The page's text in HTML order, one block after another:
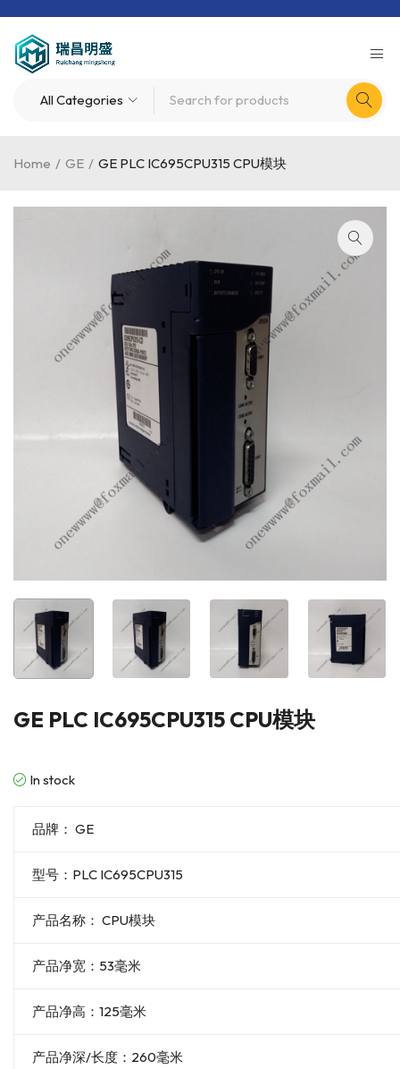
Home / GE / GE PLC IC695CPU315 CPU模块
GE PLC IC695CPU315 CPU模块
In stock
品牌： GE
型号：PLC IC695CPU315
产品名称： CPU模块
产品净宽：53毫米
产品净高：125毫米
产品净深/长度：260毫米